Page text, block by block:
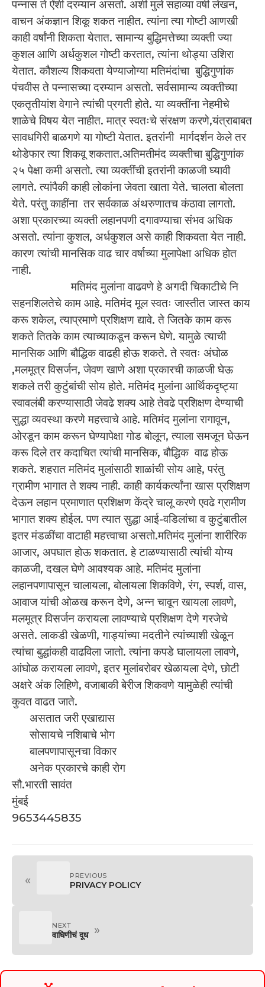
पन्नास ते ऐंशी दरम्यान असतो. अशी मुले सहाव्या वर्षी लेखन,
वाचन अंकज्ञान शिकू शकत नाहीत. त्यांना त्या गोष्टी आणखी
काही वर्षांनी शिकता येतात. सामान्य बुद्धिमत्तेच्या व्यक्ती ज्या
कुशल आणि अर्धकुशल गोष्टी करतात, त्यांना थोड्या उशिरा
येतात. कौशल्य शिकवता येण्याजोग्या मतिमंदांचा बुद्धिगुणांक
पंचवीस ते पन्नासच्या दरम्यान असतो. सर्वसामान्य व्यक्तीच्या
एकतृतीयांश वेगाने त्यांची प्रगती होते. या व्यक्तींना नेहमीचे
शाळेचे विषय येत नाहीत. मात्र स्वतःचे संरक्षण करणे,यंत्राबाबत
सावधगिरी बाळगणे या गोष्टी येतात. इतरांनी मार्गदर्शन केले तर
थोडेफार त्या शिकवू शकतात.अतिमतीमंद व्यक्तीचा बुद्धिगुणांक
२५ पेक्षा कमी असतो. त्या व्यक्तींची इतरांनी काळजी घ्यावी
लागते. त्यांपैकी काही लोकांना जेवता खाता येते. चालता बोलता
येते. परंतु काहींना तर सर्वकाळ अंथरुणातच कंठावा लागतो.
अशा प्रकारच्या व्यक्ती लहानपणी दगावण्याचा संभव अधिक
असतो. त्यांना कुशल, अर्धकुशल असे काही शिकवता येत नाही.
कारण त्यांची मानसिक वाढ चार वर्षाच्या मुलापेक्षा अधिक होत
नाही.
‌ ‌ ‌‌ मतिमंद मुलांना वाढवणे हे अगदी चिकाटीचे नि
सहनशिलतेचे काम आहे. मतिमंद मूल स्वतः जास्तीत जास्त काय
करू शकेल, त्याप्रमाणे प्रशिक्षण द्यावे. ते जितके काम करू
शकते तितके काम त्याच्याकडून करून घेणे. यामुळे त्याची
मानसिक आणि बौद्धिक वाढही होऊ शकते. ते स्वतः अंघोळ
,मलमूत्र विसर्जन, जेवण खाणे अशा प्रकारची काळजी घेऊ
शकले तरी कुटुंबांची सोय होते. मतिमंद मुलांना आर्थिकदृष्ट्या
स्वावलंबी करण्यासाठी जेवढे शक्य आहे तेवढे प्रशिक्षण देण्याची
सुद्धा व्यवस्था करणे महत्त्वाचे आहे. मतिमंद मुलांना रागावून,
ओरडून काम करून घेण्यापेक्षा गोड बोलून, त्याला समजून घेऊन
करू दिले तर कदाचित त्यांची मानसिक, बौद्धिक वाढ होऊ
शकते. शहरात मतिमंद मुलांसाठी शाळांची सोय आहे, परंतु
ग्रामीण भागात ते शक्य नाही. काही कार्यकर्त्यांना खास प्रशिक्षण
देऊन लहान प्रमाणात प्रशिक्षण केंद्रे चालू करणे एवढे ग्रामीण
भागात शक्य होईल. पण त्यात सुद्धा आई-वडिलांचा व कुटुंबातील
इतर मंडळींचा वाटाही महत्त्वाचा असतो.मतिमंद मुलांना शारीरिक
आजार, अपघात होऊ शकतात. हे टाळण्यासाठी त्यांची योग्य
काळजी, दखल घेणे आवश्यक आहे. मतिमंद मुलांना
लहानपणापासून चालायला, बोलायला शिकविणे, रंग, स्पर्श, वास,
आवाज यांची ओळख करून देणे, अन्न चावून खायला लावणे,
मलमूत्र विसर्जन करायला लावण्याचे प्रशिक्षण देणे गरजेचे
असते. लाकडी खेळणी, गाड्यांच्या मदतीने त्यांच्याशी खेळून
त्यांचा बुद्धांकही वाढविला जातो. त्यांना कपडे घालायला लावणे,
आंघोळ करायला लावणे, इतर मुलांबरोबर खेळायला देणे, छोटी
अक्षरे अंक लिहिणे, वजाबाकी बेरीज शिकवणे यामुळेही त्यांची
कुवत वाढत जाते.
असतात जरी एखाद्यास
सोसायचे नशिबाचे भोग
बालपणापासूनचा विकार
अनेक प्रकारचे काही रोग
सौ.भारती सावंत
मुंबई
9653445835
« PREVIOUS
PRIVACY POLICY
NEXT
वाघिणीचं दूध »